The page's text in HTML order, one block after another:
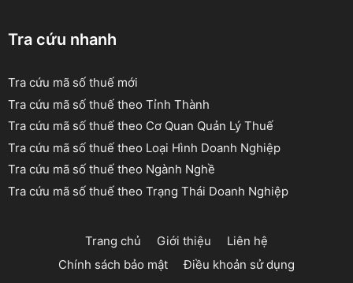
Tra cứu nhanh
Tra cứu mã số thuế mới
Tra cứu mã số thuế theo Tỉnh Thành
Tra cứu mã số thuế theo Cơ Quan Quản Lý Thuế
Tra cứu mã số thuế theo Loại Hình Doanh Nghiệp
Tra cứu mã số thuế theo Ngành Nghề
Tra cứu mã số thuế theo Trạng Thái Doanh Nghiệp
Trang chủ Giới thiệu
Liên hệ
Chính sách bảo mật
Điều khoản sử dụng